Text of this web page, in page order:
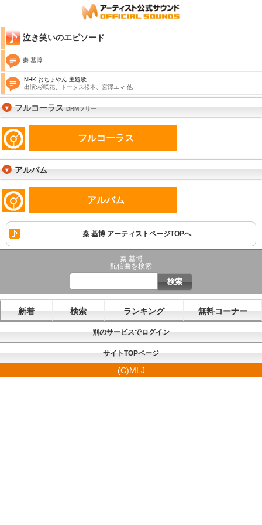
泣き笑いのエピソード
秦 基博
NHK おちょやん 主題歌
出演:杉咲花、トータス松本、宮澤エマ 他
フルコーラスDRMフリー
フルコーラス
アルバム
アルバム
秦 基博 アーティストページTOPへ
秦 基博
配信曲を検索
新着 検索 ランキング 無料コーナー
別のサービスでログイン
サイトTOPページ
(C)MLJ